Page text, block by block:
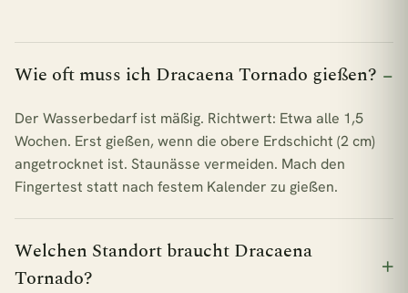
Wie oft muss ich Dracaena Tornado gießen?
Der Wasserbedarf ist mäßig. Richtwert: Etwa alle 1,5
Wochen. Erst gießen, wenn die obere Erdschicht (2 cm)
angetrocknet ist. Staunässe vermeiden. Mach den
Fingertest statt nach festem Kalender zu gießen.
Welchen Standort braucht Dracaena
Tornado?